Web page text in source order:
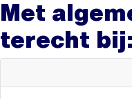
Met
terecht bij: